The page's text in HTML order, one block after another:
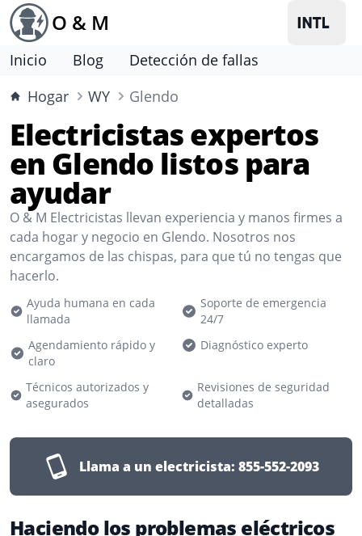
O & M
Inicio Blog
Detección de fallas
Hogar
WY Glendo
Electricistas expertos
en Glendo listos para
ayudar
O & M Electricistas llevan experiencia y manos firmes a
cada hogar y negocio en Glendo. Nosotros nos
encargamos de las chispas, para que tú no tengas que
hacerlo.
Ayuda humana en cada
llamada
Soporte de emergencia
24/7
Agendamiento rápido y
claro
Diagnóstico experto
Técnicos autorizados y
asegurados
Revisiones de seguridad
detalladas
Llama a un electricista: 855-552-2093
Haciendo los problemas eléctricos